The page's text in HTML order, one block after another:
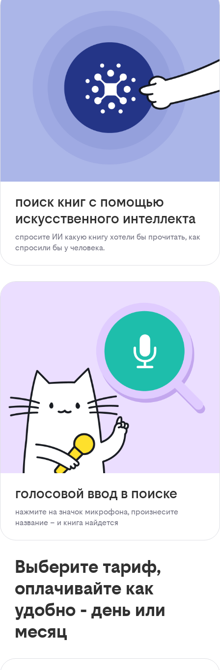
поиск книг с помощью
искусственного интеллекта
спросите ИИ какую книгу хотели бы прочитать, как
спросили бы у человека.
голосовой ввод в поиске
нажмите на значок микрофона, произнесите
название – и книга найдется
Выберите тариф,
оплачивайте как
удобно - день или
месяц